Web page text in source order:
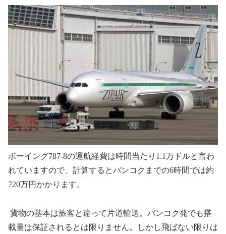
ボーイング787-8の運航経費は時間当たり 1.1万ドルと言わ
れていますので、計算するとバンコクまでの6時間では約
720万円かかります。
貨物の基本は旅客と違って片道輸送。バンコク発でも搭
載量は保証されるとは限りません。しかし飛ばない限りは